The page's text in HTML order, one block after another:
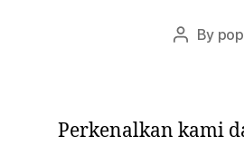
By
Perkenalkan kami